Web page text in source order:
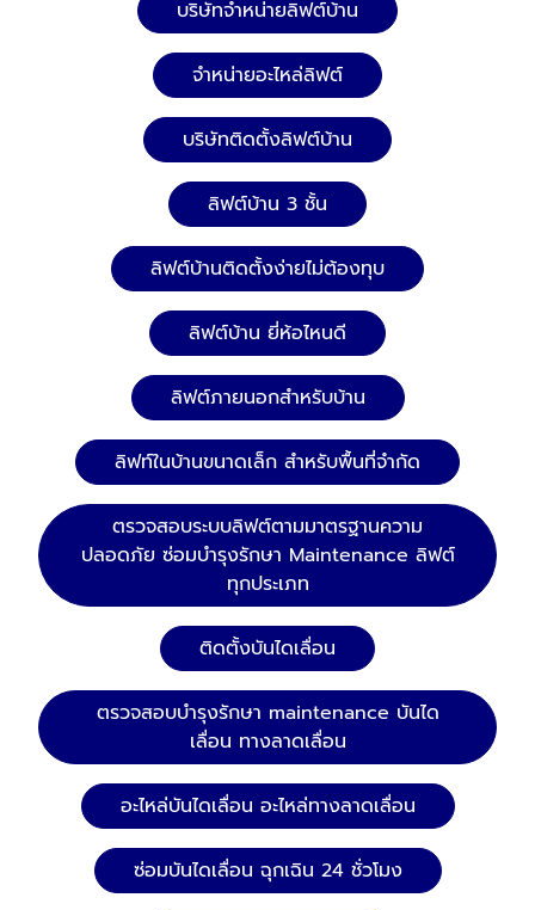
บริษัทจำหน่ายลิฟต์บ้าน
จำหน่ายอะไหล่ลิฟต์
บริษัทติดตั้งลิฟต์บ้าน
ลิฟต์บ้าน 3 ชั้น
ลิฟต์บ้านติดตั้งง่ายไม่ต้องทุบ
ลิฟต์บ้าน ยี่ห้อไหนดี
ลิฟต์ภายนอกสำหรับบ้าน
ลิฟท์ในบ้านขนาดเล็ก สำหรับพื้นที่จำกัด
ตรวจสอบระบบลิฟต์ตามมาตรฐานความ
ปลอดภัย ซ่อมบำรุงรักษา Maintenance ลิฟต์
ทุกประเภท
ติดตั้งบันไดเลื่อน
ตรวจสอบบำรุงรักษา maintenance บันได
เลื่อน ทางลาดเลื่อน
อะไหล่บันไดเลื่อน อะไหล่ทางลาดเลื่อน
ซ่อมบันไดเลื่อน ฉุกเฉิน 24 ชั่วโมง